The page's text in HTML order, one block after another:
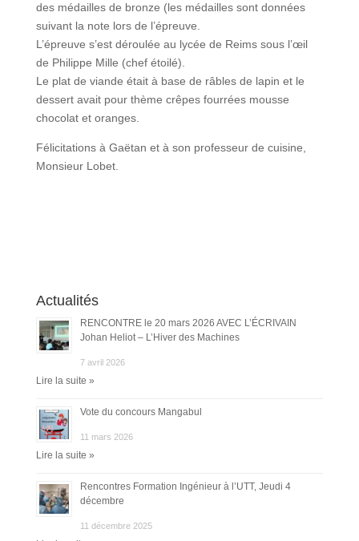
des médailles de bronze (les médailles sont données
suivant la note lors de l’épreuve.
L’épreuve s’est déroulée au lycée de Reims sous l’œil
de Philippe Mille (chef étoilé).
Le plat de viande était à base de râbles de lapin et le
dessert avait pour thème crêpes fourrées mousse
chocolat et oranges.
Félicitations à Gaëtan et à son professeur de cuisine,
Monsieur Lobet.
Actualités
RENCONTRE le 20 mars 2026 AVEC L’ÉCRIVAIN
Johan Heliot – L’Hiver des Machines
7 avril 2026
Lire la suite »
Vote du concours Mangabul
11 mars 2026
Lire la suite »
Rencontres Formation Ingénieur à l’UTT, Jeudi 4
décembre
11 décembre 2025